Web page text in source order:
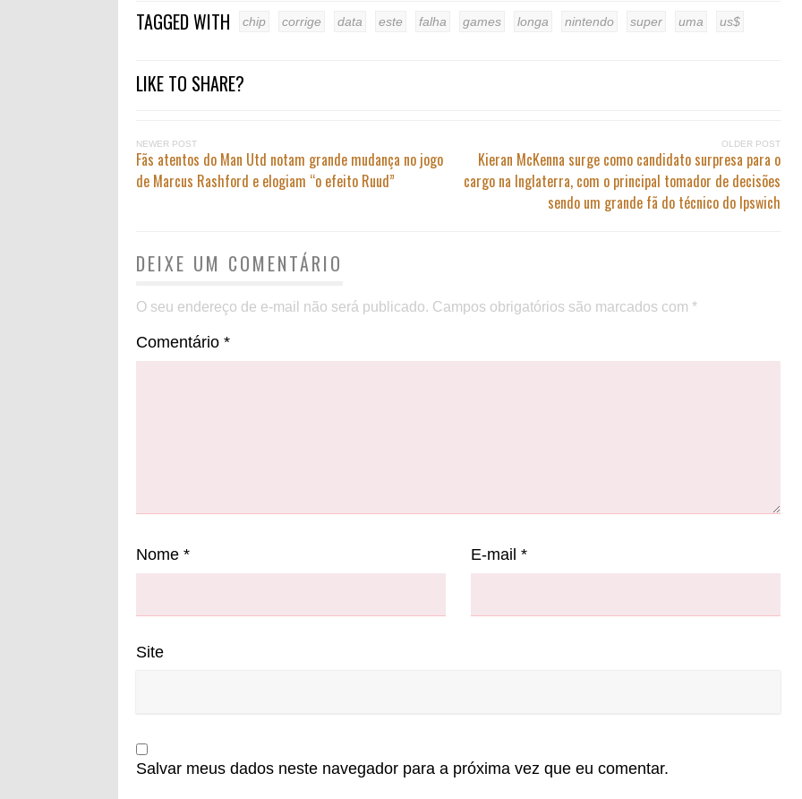
TAGGED WITH chip corrige data este falha games longa nintendo super uma us$
LIKE TO SHARE?
NEWER POST
Fãs atentos do Man Utd notam grande mudança no jogo
de Marcus Rashford e elogiam “o efeito Ruud”
OLDER POST
Kieran McKenna surge como candidato surpresa para o
cargo na Inglaterra, com o principal tomador de decisões
sendo um grande fã do técnico do Ipswich
DEIXE UM COMENTÁRIO
O seu endereço de e-mail não será publicado. Campos obrigatórios são marcados com *
Comentário *
Nome * E-mail*
Site
Salvar meus dados neste navegador para a próxima vez que eu comentar.